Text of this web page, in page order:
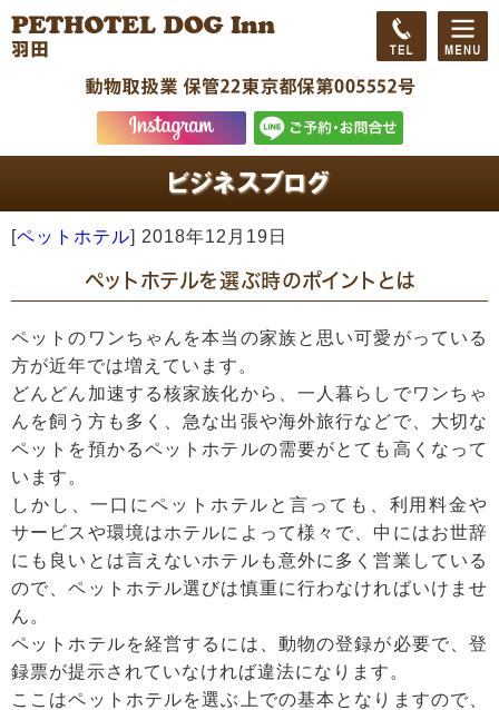
[ペットホテル] 2018年12月19日
ペットホテルを選ぶ時のポイントとは
ペットのワンちゃんを本当の家族と思い可愛がっている
方が近年では増えています。
どんどん加速する核家族化から、一人暮らしでワンちゃ
んを飼う方も多く、急な出張や海外旅行などで、大切な
ペットを預かるペットホテルの需要がとても高くなって
います。
しかし、一口にペットホテルと言っても、利用料金や
サービスや環境はホテルによって様々で、中にはお世辞
にも良いとは言えないホテルも意外に多く営業している
ので、ペットホテル選びは慎重に行わなければいけませ
ん。
ペットホテルを経営するには、動物の登録が必要で、登
録票が提示されていなければ違法になります。
ここはペットホテルを選ぶ上での基本となりますので、